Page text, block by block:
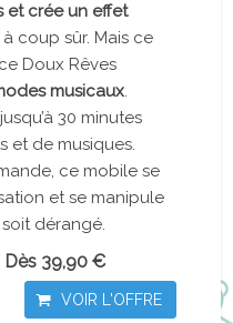
et crée un effet
coup sûr. Mais ce
Doux Rêves
musicaux.
30 minutes
et de musiques.
ce mobile se
et se manipule
dérangé.
Dès 39,90 €
VOIR L'OFFRE